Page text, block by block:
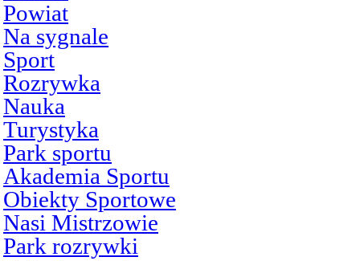
Powiat
Na sygnale
Sport
Rozrywka
Nauka
Turystyka
Park sportu
Akademia Sportu
Obiekty Sportowe
Nasi Mistrzowie
Park rozrywki